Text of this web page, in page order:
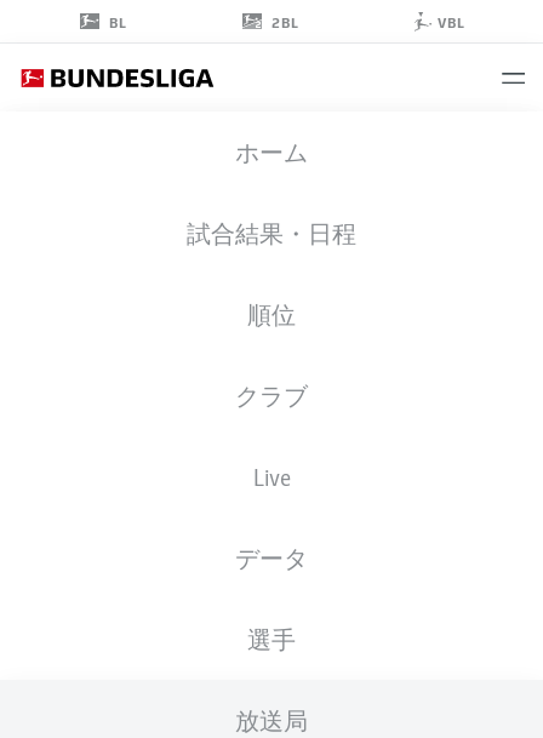
BL 2BL VBL
ホーム
試合結果・日程
順位
クラブ
Live
データ
選手
放送局
BORGES SANCHES
BORUSSIA MÖNCHENGLADBACH
24.05.2004